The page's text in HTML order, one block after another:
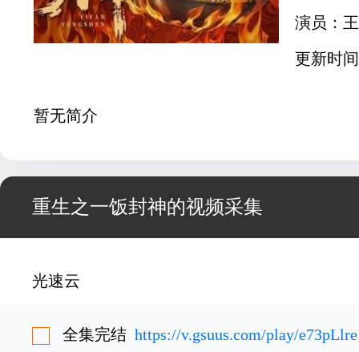
演员：
更新时
暂无简介
重生之一饭封神的视频采集
光速云
全集完结 https://v.gsuus.com/play/e73pLlre